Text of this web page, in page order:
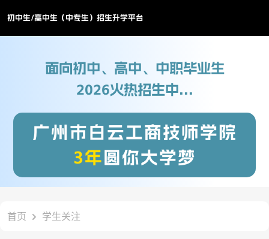
初中生/高中生（中专生）招生升学平台
面向初中、高中、中职毕业生
2026火热招生中...
广州市白云工商技师学院
3年圆你大学梦
首页 学生关注